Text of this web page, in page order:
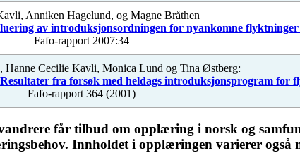
Anniken Hagelund, og Magne Bråthen
av introduksjonsordningen for nyankomne
Fafo-rapport 2007:34
Hanne Cecilie Kavli, Monica Lund og Tina Østberg:
fra forsøk med heldags introduksjonsprogram for
Fafo-rapport 364 (2001)
får tilbud om opplæring i norsk og
Innholdet i opplæringen varierer også